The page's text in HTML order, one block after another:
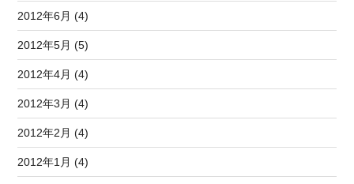
2012年6月 (4)
2012年5月 (5)
2012年4月 (4)
2012年3月 (4)
2012年2月 (4)
2012年1月 (4)